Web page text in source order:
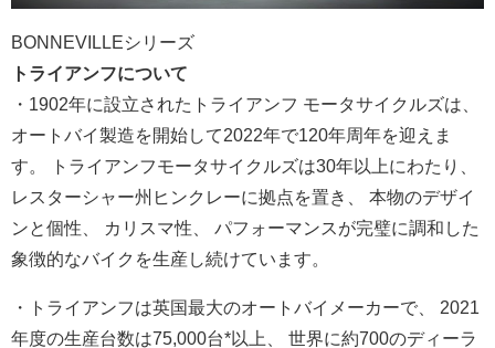
BONNEVILLEシリーズ
トライアンフについて
・1902年に設立されたトライアンフ モータサイクルズは、
オートバイ製造を開始して2022年で120年周年を迎えま
す。 トライアンフモータサイクルズは30年以上にわたり、
レスターシャー州ヒンクレーに拠点を置き、 本物のデザイ
ンと個性、 カリスマ性、 パフォーマンスが完璧に調和した
象徴的なバイクを生産し続けてい ます。
・トライアンフは英国最大のオートバイメーカーで、 2021
年度の生産台数は75,000台*以上、 世界に約700のディーラ